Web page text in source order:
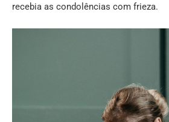
recebia as condolências com frieza.